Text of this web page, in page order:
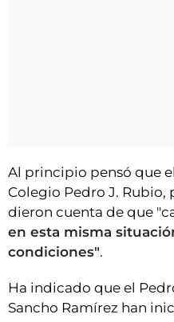
Al principio pensó que
Colegio Pedro J. Rubio,
dieron cuenta de que
en esta misma
condiciones".
Ha indicado que el
Sancho Ramírez han